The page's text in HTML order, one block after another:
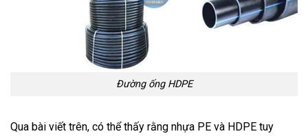
Đường ống HDPE
Qua bài viết trên, có thể thấy rằng nhựa PE và HDPE tuy